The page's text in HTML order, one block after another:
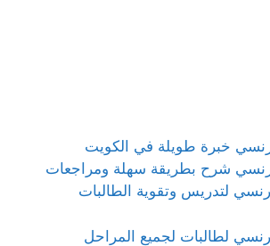
خبرة طويلة في الكويت
شرح بطريقة سهلة ومراجعات
لتدريس وتقوية الطالبات
لطالبات لجميع المراحل